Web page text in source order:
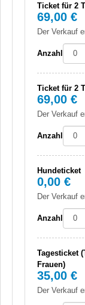
Ticket für 2
69,00 €
Der Verkauf
Anzahl
Ticket für 2
69,00 €
Der Verkauf
Anzahl
Hundeticket
0,00 €
Der Verkauf
Anzahl
Tagesticket
Frauen)
35,00 €
Der Verkauf